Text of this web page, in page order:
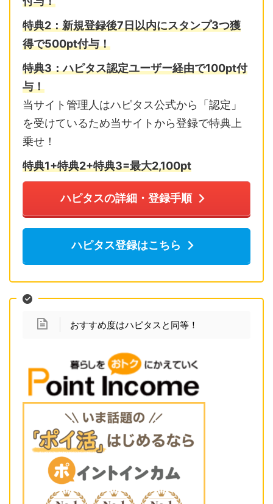
特典2：新規登録後7日以内にスタンプ3つ獲
得で500pt付与！
特典3：ハピタス認定ユーザー経由で100pt付
与！
当サイト管理人はハピタス公式から「認定」
を受けているため当サイトから登録で特典上
乗せ！
特典1+特典2+特典3=最大2,100pt
ハピタスの詳細・登録手順
ハピタス登録はこちら
おすすめ度はハピタスと同等！